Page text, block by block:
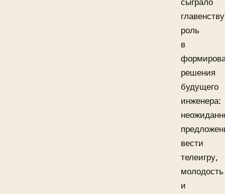
сыграло
роль
в
решения
будущего
инженера:
вести
телеигру,
молодость
и